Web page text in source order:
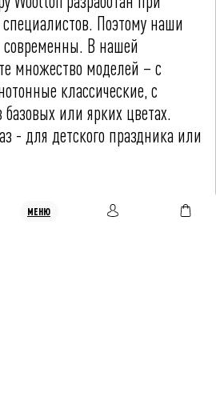
Поэтому наши
В нашей
множество моделей – с
классические, с
или ярких цветах.
- для детского праздника или
МЕНЮ